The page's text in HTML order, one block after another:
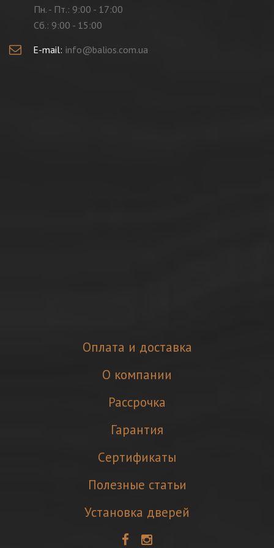
Пн. - Пт.: 9:00 - 17:00
Cб.: 9:00 - 15:00
E-mail: info@balios.com.ua
Оплата и доставка
О компании
Рассрочка
Гарантия
Cертификаты
Полезные статьи
Установка дверей